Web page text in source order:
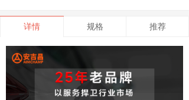
详情 规格 推荐